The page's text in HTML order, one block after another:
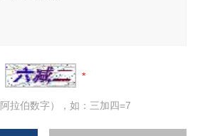
拉伯数字），如：三加四=7